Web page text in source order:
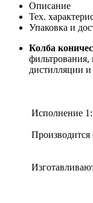
Описание
Тех.
Упаковка и
Колба
фильтрования,
дистилляции и
Исполнение